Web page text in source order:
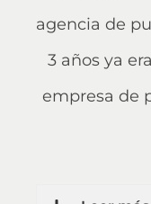
agencia de
3 años ya
empresa de